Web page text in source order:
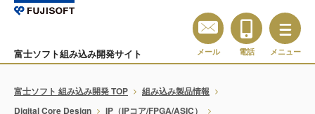
富士ソフト組み込み開発サイト メール 電話 メニュー
富士ソフト 組み込み開発 TOP
組み込み製品情報
Digital Core Design
IP（IPコア/FPGA/ASIC）